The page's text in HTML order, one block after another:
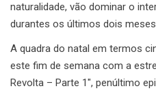
naturalidade, vão dominar o
durantes os últimos dois
A quadra do natal em termos
este fim de semana com a
Revolta – Parte 1", penúltimo